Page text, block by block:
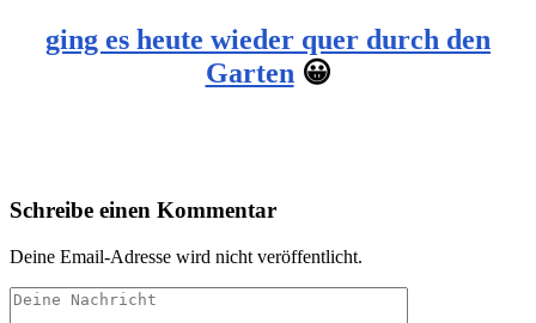
ging es heute wieder quer durch den
Garten 😀
Schreibe einen Kommentar
Deine Email-Adresse wird nicht veröffentlicht.